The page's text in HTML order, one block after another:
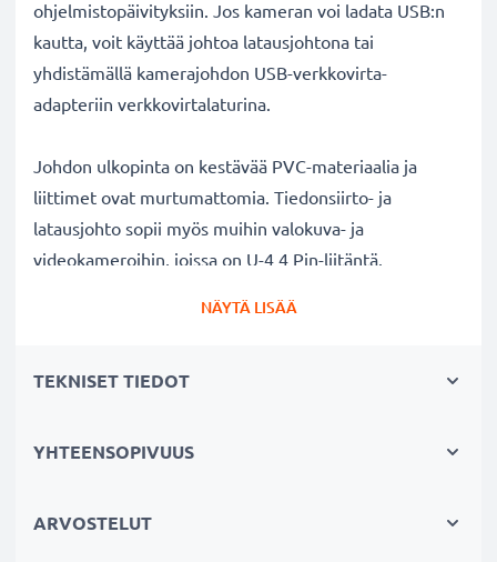
ohjelmistopäivityksiin. Jos kameran voi ladata USB:n
kautta, voit käyttää johtoa latausjohtona tai
yhdistämällä kamerajohdon USB-verkkovirta-
adapteriin verkkovirtalaturina.
Johdon ulkopinta on kestävää PVC-materiaalia ja
liittimet ovat murtumattomia. Tiedonsiirto- ja
latausjohto sopii myös muihin valokuva- ja
videokameroihin, joissa on U-4 4 Pin-liitäntä.
U-4 4 Pin Kodak kameran lataus- ja datakaapeli 1.5m
akun
NÄYTÄ LISÄÄ
TEKNISET TIEDOT
YHTEENSOPIVUUS
ARVOSTELUT